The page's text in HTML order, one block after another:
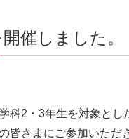
催しました。
2・3年生を対象とし
皆さまにご参加いた